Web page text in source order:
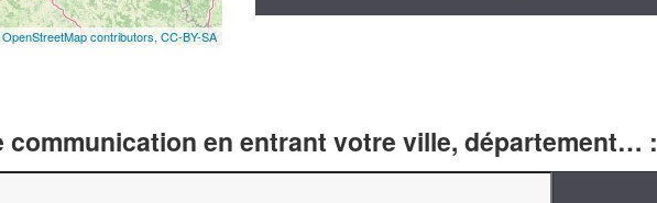
OpenStreetMap contributors, CC-BY-SA
communication en entrant votre ville, département… :